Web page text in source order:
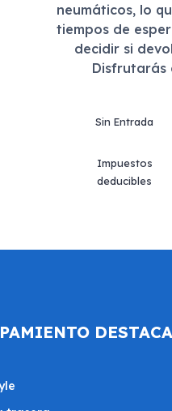
neumáticos, lo
tiempos de
decidir si
Disfrutarás
Sin Entrada
Impuestos
deducibles